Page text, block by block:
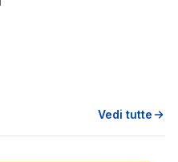
Vedi tutte